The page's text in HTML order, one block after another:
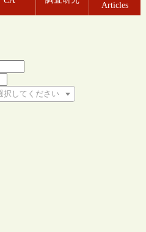
Articles
択してください
さい